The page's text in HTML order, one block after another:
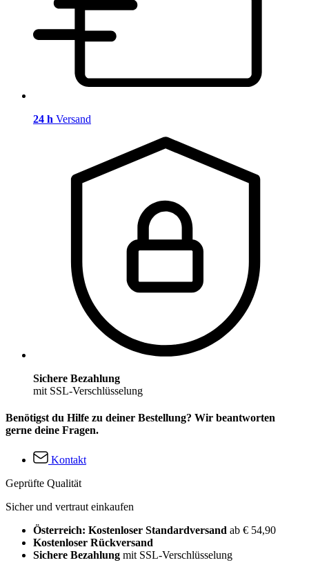
24 h Versand
Sichere Bezahlung
mit SSL-Verschlüsselung
Benötigst du Hilfe zu deiner Bestellung? Wir beantworten
gerne deine Fragen.
Kontakt
Geprüfte Qualität
Sicher und vertraut einkaufen
Österreich: Kostenloser Standardversand ab € 54,90
Kostenloser Rückversand
Sichere Bezahlung mit SSL-Verschlüsselung